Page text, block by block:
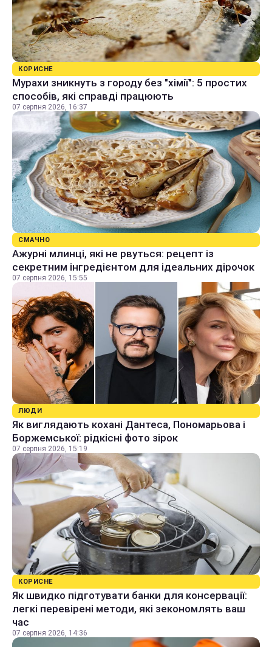
КОРИСНЕ
Мурахи зникнуть з городу без "хімії": 5 простих
способів, які справді працюють
07 серпня 2026, 16:37
СМАЧНО
Ажурні млинці, які не рвуться: рецепт із
секретним інгредієнтом для ідеальних дірочок
07 серпня 2026, 15:55
ЛЮДИ
Як виглядають кохані Дантеса, Пономарьова і
Боржемської: рідкісні фото зірок
07 серпня 2026, 15:19
КОРИСНЕ
Як швидко підготувати банки для консервації:
легкі перевірені методи, які зекономлять ваш
час
07 серпня 2026, 14:36